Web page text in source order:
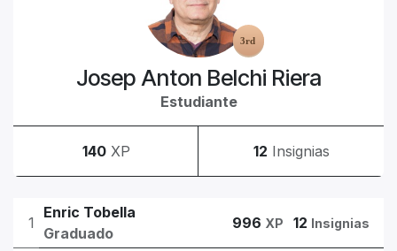
Josep Anton Belchi Riera
Estudiante
140 XP 12 Insignias
1
Enric Tobella
Graduado
996 XP 12 Insignias